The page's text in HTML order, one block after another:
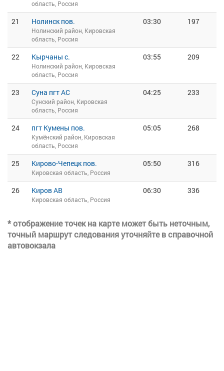
область, Россия
21 Нолинск пов.
Нолинский район, Кировская
область, Россия
03:30 197
22 Кырчаны с.
Нолинский район, Кировская
область, Россия
03:55 209
23 Суна пгт АС
Сунский район, Кировская
область, Россия
04:25 233
24 пгт Кумены пов.
Кумёнский район, Кировская
область, Россия
05:05 268
25 Кирово-Чепецк пов.
Кировская область, Россия
05:50 316
26 Киров АВ
Кировская область, Россия
06:30 336
* отображение точек на карте может быть неточным,
точный маршрут следования уточняйте в справочной
автовокзала